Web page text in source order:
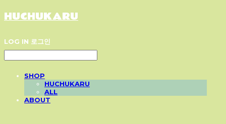
HUCHUKARU
LOG IN 로그인
SHOP
HUCHUKARU
ALL
ABOUT